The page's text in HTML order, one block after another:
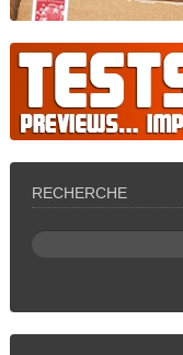
RECHERCHE